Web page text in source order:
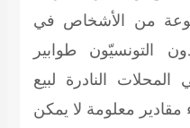
من الأشخاص في
التونسيّون طوابير
النادرة لبيع
مقادير معلومة لا يمكن